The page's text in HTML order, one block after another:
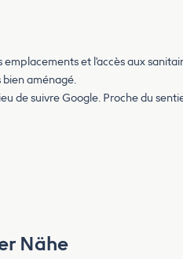
et l'accès aux
aménagé.
de suivre Google. Proche du
Nähe